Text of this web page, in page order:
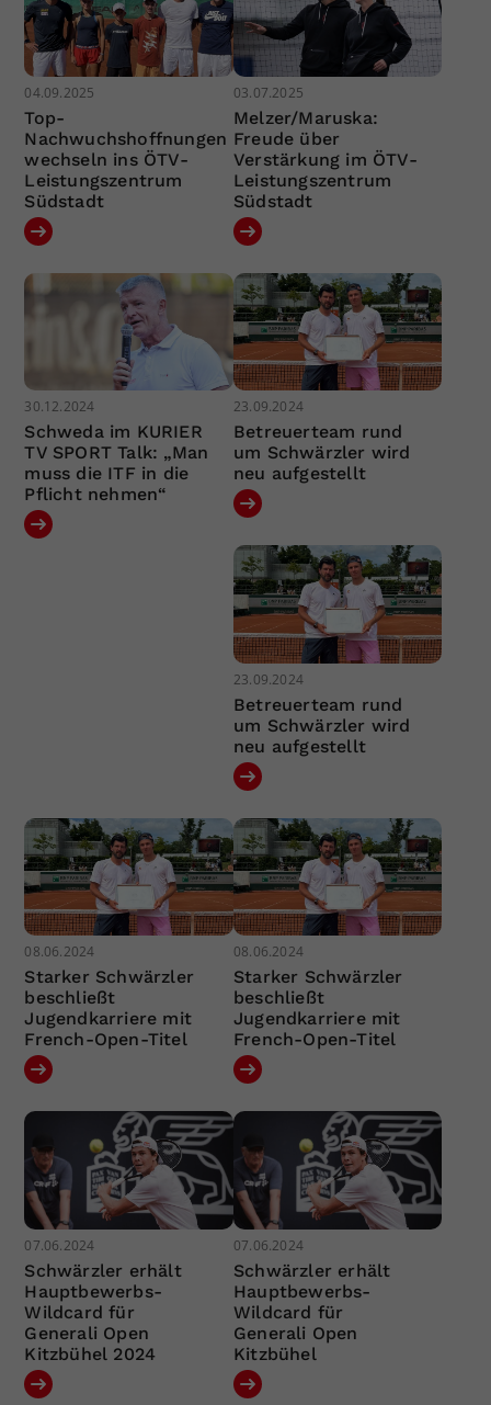
04.09.2025
Top-
Nachwuchshoffnungen
wechseln ins ÖTV-
Leistungszentrum
Südstadt
03.07.2025
Melzer/Maruska:
Freude über
Verstärkung im ÖTV-
Leistungszentrum
Südstadt
30.12.2024
Schweda im KURIER
TV SPORT Talk: „Man
muss die ITF in die
Pflicht nehmen“
23.09.2024
Betreuerteam rund
um Schwärzler wird
neu aufgestellt
23.09.2024
Betreuerteam rund
um Schwärzler wird
neu aufgestellt
08.06.2024
Starker Schwärzler
beschließt
Jugendkarriere mit
French-Open-Titel
08.06.2024
Starker Schwärzler
beschließt
Jugendkarriere mit
French-Open-Titel
07.06.2024
Schwärzler erhält
Hauptbewerbs-
Wildcard für
Generali Open
Kitzbühel 2024
07.06.2024
Schwärzler erhält
Hauptbewerbs-
Wildcard für
Generali Open
Kitzbühel